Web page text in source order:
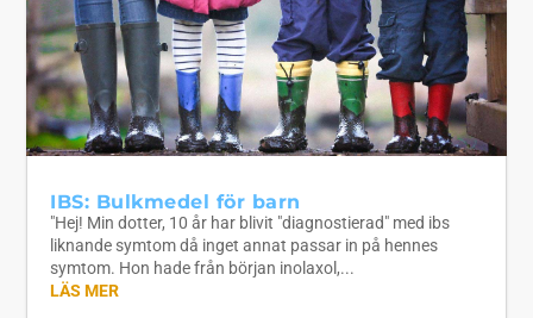
IBS: Bulkmedel för barn
"Hej! Min dotter, 10 år har blivit "diagnostierad" med ibs
liknande symtom då inget annat passar in på hennes
symtom. Hon hade från början inolaxol,...
LÄS MER